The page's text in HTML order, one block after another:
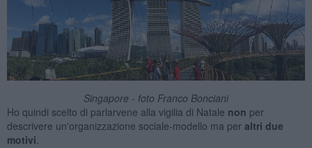
Singapore - foto Franco Bonciani
Ho quindi scelto di parlarvene alla vigilia di Natale non per
descrivere un'organizzazione sociale-modello ma per altri due
motivi.